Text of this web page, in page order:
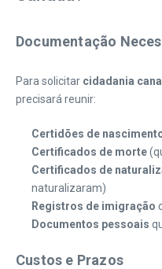
Documentação
Para solicitar cidadania
precisará reunir:
Certidões de
Certificados de morte
Certificados de
naturalizaram)
Registros de imigração
Documentos pessoais
Custos e Prazos